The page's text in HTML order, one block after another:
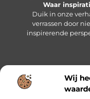
Wij
Waar
Duik in onze
verrassen door
inspirerende
Bericht categorie